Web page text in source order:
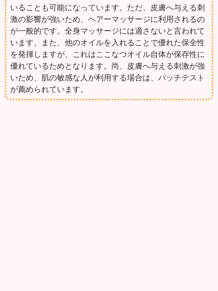
いることも可能になっています。ただ、皮膚へ与える刺
激の影響が強いため、ヘアーマッサージに利用されるの
が一般的です。全身マッサージには適さないと言われて
います。また、他のオイルを入れることで優れた保全性
を発揮しますが、これはここなつオイル自体が保存性に
優れているためとなります。尚、皮膚へ与える刺激が強
いため、肌の敏感な人が利用する場合は、パッチテスト
が薦められています。